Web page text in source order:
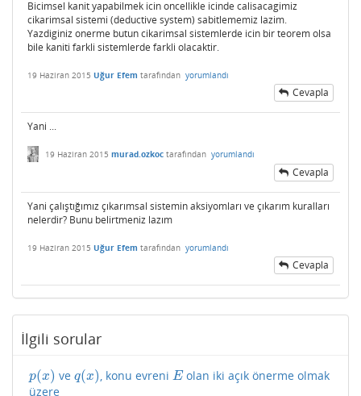
Bicimsel kanit yapabilmek icin oncellikle icinde calisacagimiz
cikarimsal sistemi (deductive system) sabitlememiz lazim.
Yazdiginiz onerme butun cikarimsal sistemlerde icin bir teorem olsa
bile kaniti farkli sistemlerde farkli olacaktir.
19 Haziran 2015 Uğur Efem tarafından yorumlandı
Cevapla
Yani ...
19 Haziran 2015 murad.ozkoc tarafından yorumlandı
Cevapla
Yani çalıştığımız çıkarımsal sistemin aksiyomları ve çıkarım kuralları
nelerdir? Bunu belirtmeniz lazım
19 Haziran 2015 Uğur Efem tarafından yorumlandı
Cevapla
İlgili sorular
p(x)
p(x) veq(x)
q(x) , konu evreniE
E olan iki açık önerme olmak
üzere